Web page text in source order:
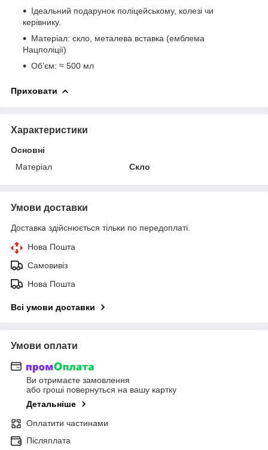
Ідеальний подарунок поліцейському, колезі чи
керівнику.
Матеріал: скло, металева вставка (емблема
Нацполіції)
Об’єм: ≈ 500 мл
Приховати
Характеристики
Основні
Матеріал
Скло
Умови доставки
Доставка здійснюється тільки по передоплаті.
Нова Пошта
Самовивіз
Нова Пошта
Всі умови доставки
Умови оплати
Ви отримаєте замовлення
або гроші повернуться на вашу картку
Детальніше
Оплатити частинами
Післяплата